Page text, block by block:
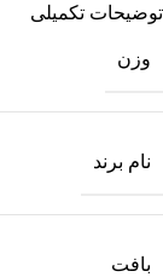
توضیحات تکمیلی
وزن
نام برند
بافت